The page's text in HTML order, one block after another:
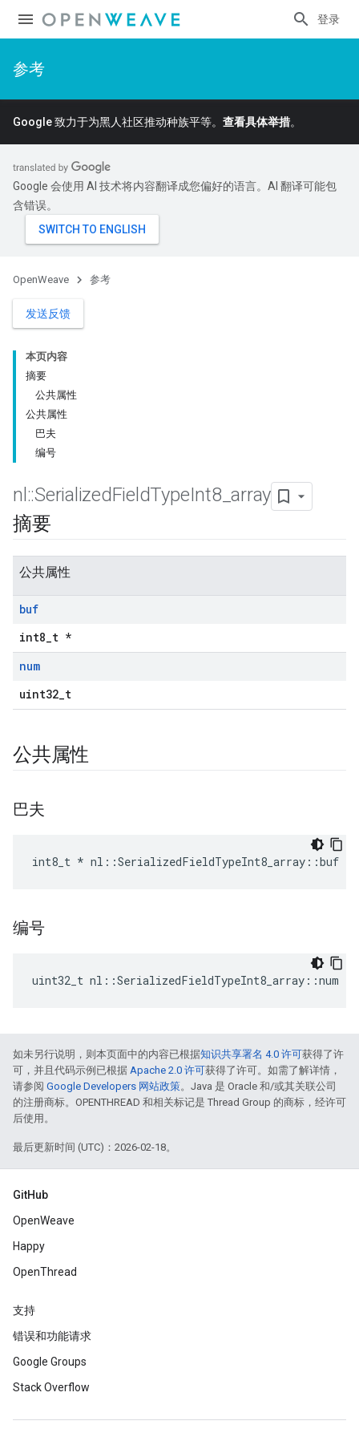
登录
参考
Google 致力于为黑人社区推动种族平等。 查看具体举措。
Google 会使用 AI 技术将内容翻译成您偏好的语言。AI 翻译可能包
含错误。
OpenWeave 参考
发送反馈
本页内容
摘要
公共属性
公共属性
巴夫
编号
nl ::SerializedFieldTypeInt8 _array
摘要
公共属性
buf
int8_t *
num
uint32_t
公共属性
巴夫
int8_t * nl::SerializedFieldTypeInt8_array::buf
编号
uint32_t nl::SerializedFieldTypeInt8_array::num
如未另行说明，则本页面中的内容已根据知识共享署名 4.0 许可获得了许
可，并且代码示例已根据 Apache 2.0 许可获得了许可。如需了解详情，
请参阅 Google Developers 网站政策。Java 是 Oracle 和/或其关联公司
的注册商标。OPENTHREAD 和相关标记是 Thread Group 的商标，经许可
后使用。
最后更新时间 (UTC)：2026-02-18。
GitHub
OpenWeave
Happy
OpenThread
支持
错误和功能请求
Google Groups
Stack Overflow